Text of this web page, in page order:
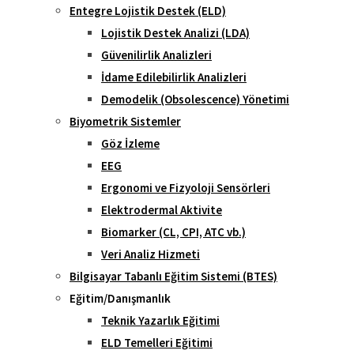
Entegre Lojistik Destek (ELD)
Lojistik Destek Analizi (LDA)
Güvenilirlik Analizleri
İdame Edilebilirlik Analizleri
Demodelik (Obsolescence) Yönetimi
Biyometrik Sistemler
Göz İzleme
EEG
Ergonomi ve Fizyoloji Sensörleri
Elektrodermal Aktivite
Biomarker (CL, CPI, ATC vb.)
Veri Analiz Hizmeti
Bilgisayar Tabanlı Eğitim Sistemi (BTES)
Eğitim/Danışmanlık
Teknik Yazarlık Eğitimi
ELD Temelleri Eğitimi